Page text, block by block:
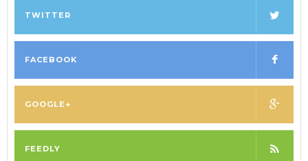
TWITTER
FACEBOOK
GOOGLE+
FEEDLY